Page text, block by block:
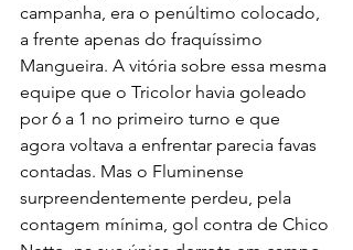
campanha, era o penúltimo colocado,
a frente apenas do fraquíssimo
Mangueira. A vitória sobre essa mesma
equipe que o Tricolor havia goleado
por 6 a 1 no primeiro turno e que
agora voltava a enfrentar parecia favas
contadas. Mas o Fluminense
surpreendentemente perdeu, pela
contagem mínima, gol contra de Chico